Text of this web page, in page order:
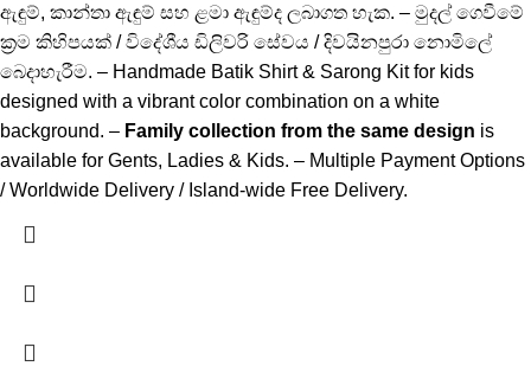
ඇඳුම්, කාන්තා ඇඳුම් සහ ළමා ඇඳුම්ද ලබාගත හැක. – මුදල් ගෙවීමේ
ක්‍රම කිහිපයක් / විදේශීය ඩිලිවරි සේවය / දිවයිනපුරා නොමිලේ
බෙදාහැරීම. – Handmade Batik Shirt & Sarong Kit for kids
designed with a vibrant color combination on a white
background. – Family collection from the same design is
available for Gents, Ladies & Kids. – Multiple Payment Options
/ Worldwide Delivery / Island-wide Free Delivery.